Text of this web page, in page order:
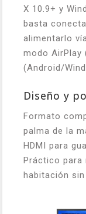
X 10.9+ y
basta
alimentarlo
modo AirPlay
(Android/
Diseño y
Formato
palma de la
HDMI para
Práctico para
habitación